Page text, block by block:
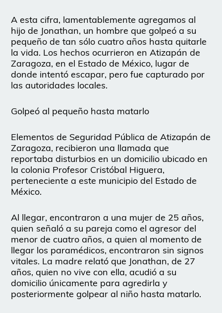
A esta cifra, lamentablemente agregamos al
hijo de Jonathan, un hombre que golpeó a su
pequeño de tan sólo cuatro años hasta quitarle
la vida. Los hechos ocurrieron en Atizapán de
Zaragoza, en el Estado de México, lugar de
donde intentó escapar, pero fue capturado por
las autoridades locales.
Golpeó al pequeño hasta matarlo
Elementos de Seguridad Pública de Atizapán de
Zaragoza, recibieron una llamada que
reportaba disturbios en un domicilio ubicado en
la colonia Profesor Cristóbal Higuera,
perteneciente a este municipio del Estado de
México.
Al llegar, encontraron a una mujer de 25 años,
quien señaló a su pareja como el agresor del
menor de cuatro años, a quien al momento de
llegar los paramédicos, encontraron sin signos
vitales. La madre relató que Jonathan, de 27
años, quien no vive con ella, acudió a su
domicilio únicamente para agredirla y
posteriormente golpear al niño hasta matarlo.